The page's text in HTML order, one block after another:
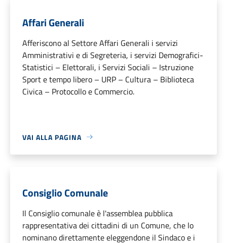
Affari Generali
Afferiscono al Settore Affari Generali i servizi
Amministrativi e di Segreteria, i servizi Demografici-
Statistici – Elettorali, i Servizi Sociali – Istruzione
Sport e tempo libero – URP – Cultura – Biblioteca
Civica – Protocollo e Commercio.
VAI ALLA PAGINA
Consiglio Comunale
Il Consiglio comunale è l'assemblea pubblica
rappresentativa dei cittadini di un Comune, che lo
nominano direttamente eleggendone il Sindaco e i